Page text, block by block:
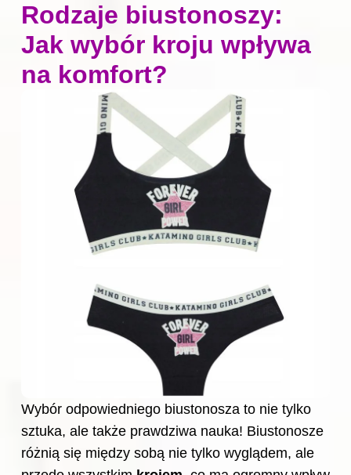
Rodzaje biustonoszy:
Jak wybór kroju wpływa
na komfort?
Wybór odpowiedniego biustonosza to nie tylko
sztuka, ale także prawdziwa nauka! Biustonosze
różnią się między sobą nie tylko wyglądem, ale